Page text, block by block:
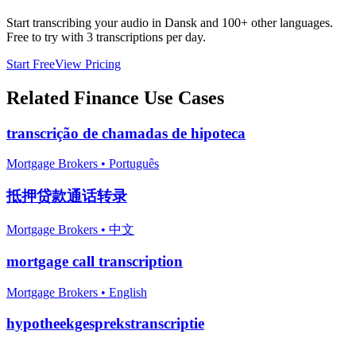
Start transcribing your audio in Dansk and 100+ other languages.
Free to try with 3 transcriptions per day.
Start FreeView Pricing
Related Finance Use Cases
transcrição de chamadas de hipoteca
Mortgage Brokers • Português
抵押贷款通话转录
Mortgage Brokers • 中文
mortgage call transcription
Mortgage Brokers • English
hypotheekgesprekstranscriptie